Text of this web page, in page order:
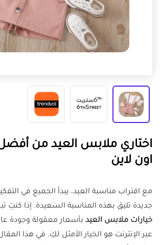
اون لاين
مع اقتراب مناسبة العيد، يبدأ الجميع في
جديدة تليق بهذه المناسبة السعيدة. إذا كنتِ
خيارات ملابس العيد بأسعار معقولة وجودة
عبر الإنترنت هو الخيار الأمثل لكِ. في هذا